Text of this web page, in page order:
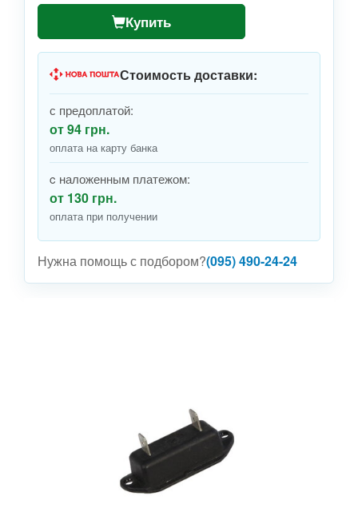
Купить
Стоимость доставки:
с предоплатой:
от 94 грн.
оплата на карту банка
c наложенным платежом:
от 130 грн.
оплата при получении
Нужна помощь с подбором?(095) 490-24-24